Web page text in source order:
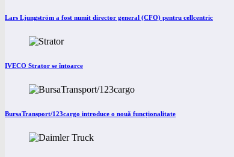
Lars Ljungström a fost numit director general (CFO) pentru cellcentric
IVECO Strator se întoarce
BursaTransport/123cargo introduce o nouă funcționalitate